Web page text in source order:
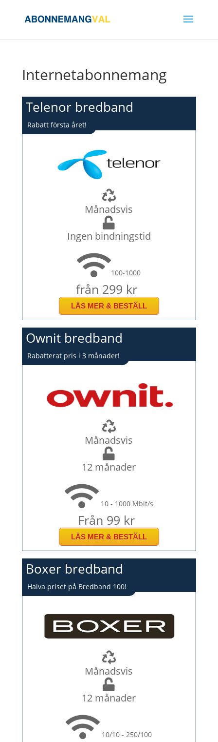
Internetabonnemang
Telenor bredband
Rabatt första året!
Månadsvis
Ingen bindningstid
100-1000
från 299 kr
LÄS MER & BESTÄLL
Ownit bredband
Rabatterat pris i 3 månader!
Månadsvis
12 månader
10 - 1000 Mbit/s
Från 99 kr
LÄS MER & BESTÄLL
Boxer bredband
Halva priset på Bredband 100!
Månadsvis
12 månader
10/10 - 250/100